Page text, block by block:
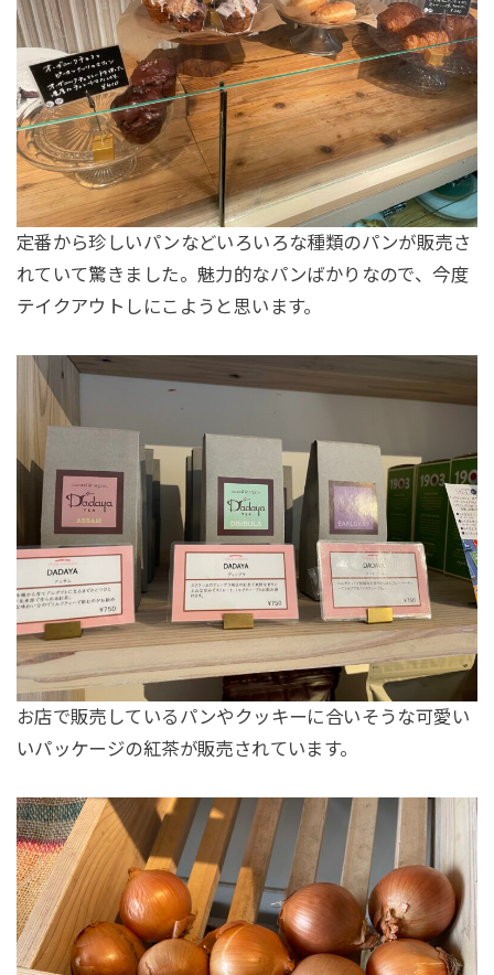
定番から珍しいパンなどいろいろな種類のパンが販売さ
れていて驚きました。魅力的なパンばかりなので、今度
テイクアウトしにこようと思います。
お店で販売しているパンやクッキーに合いそうな可愛い
いパッケージの紅茶が販売されています。